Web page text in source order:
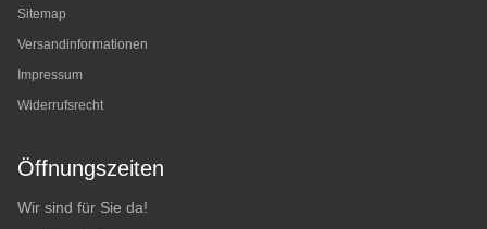
Sitemap
Versandinformationen
Impressum
Widerrufsrecht
Öffnungszeiten
Wir sind für Sie da!